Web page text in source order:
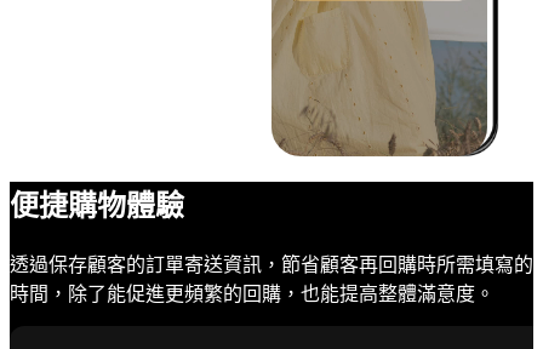
便捷購物體驗
透過保存顧客的訂單寄送資訊，節省顧客再回購時所需填寫的
時間，除了能促進更頻繁的回購，也能提高整體滿意度。